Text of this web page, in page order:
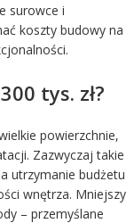
surowce i
koszty budowy na
tys. zł?
powierzchnie,
Zazwyczaj takie
utrzymanie budżetu
wnętrza. Mniejszy
– przemyślane